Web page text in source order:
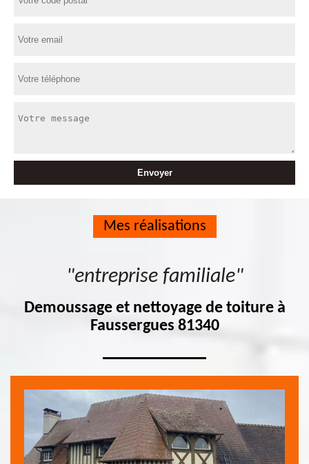
Mes réalisations
"entreprise familiale"
Demoussage et nettoyage de toiture à
Faussergues 81340